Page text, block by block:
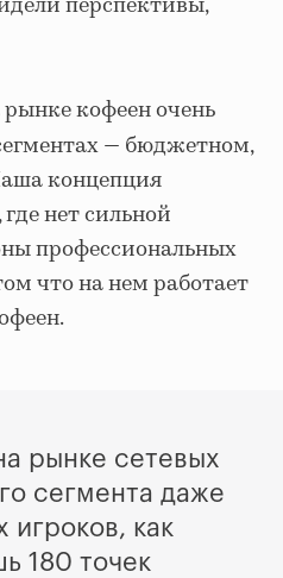
перспективы,
кофеен очень
— бюджетном,
концепция
нет сильной
профессиональных
что на нем работает
рынке сетевых
сегмента даже
игроков, как
180 точек